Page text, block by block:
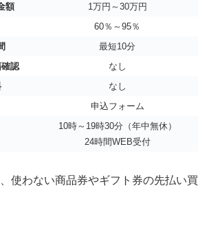
額
1万円～30万円
60％～95％
最短10分
認
なし
なし
申込フォーム
10時～19時30分（年中無休）
24時間WEB受付
使わない商品券やギフト券の先払い買